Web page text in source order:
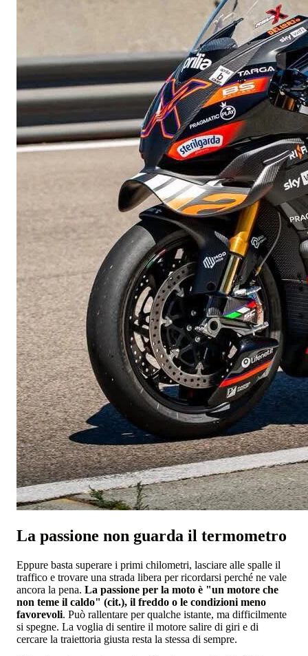
La passione non guarda il termometro
Eppure basta superare i primi chilometri, lasciare alle spalle il
traffico e trovare una strada libera per ricordarsi perché ne vale
ancora la pena. La passione per la moto è "un motore che
non teme il caldo" (cit.), il freddo o le condizioni meno
favorevoli. Può rallentare per qualche istante, ma difficilmente
si spegne. La voglia di sentire il motore salire di giri e di
cercare la traiettoria giusta resta la stessa di sempre.